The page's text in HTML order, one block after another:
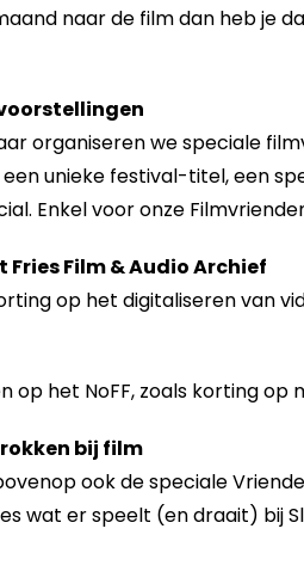
naar de film dan heb je
organiseren we speciale
unieke festival-titel, een
Enkel voor onze
Fries Film & Audio Archief
op het digitaliseren van
op het NoFF, zoals korting op
bij film
ook de speciale
wat er speelt (en draait) bij